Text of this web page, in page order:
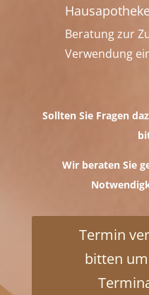
Beratung zur
Verwendung
Sollten Sie Fragen
Wir beraten Sie
Termin
bitten